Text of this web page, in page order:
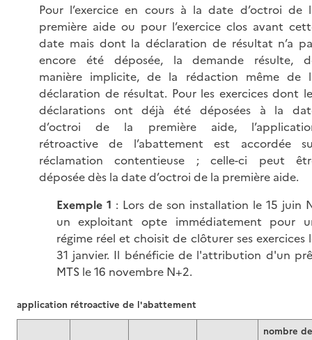
Pour l’exercice en cours à la date d’octroi de
première aide ou pour l’exercice clos avant
date mais dont la déclaration de résultat n’a
encore été déposée, la demande résulte,
manière implicite, de la rédaction même de
déclaration de résultat. Pour les exercices dont
déclarations ont déjà été déposées à la
d’octroi de la première aide,
rétroactive de l’abattement est accordée
réclamation contentieuse ; celle-ci peut
déposée dès la date d’octroi de la première aide.
Exemple 1 : Lors de son installation le 15 juin
un exploitant opte immédiatement pour
régime réel et choisit de clôturer ses exercices
31 janvier. Il bénéficie de l'attribution d'un
MTS le 16 novembre N+2.
nombre de
application rétroactive de l'abattement